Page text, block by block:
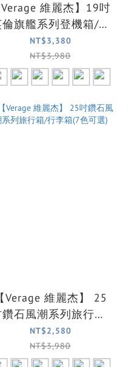
Verage 維麗杰】19吋
旗艦系列登機箱/行
李箱(6色可選)
NT$3,380
NT$3,980
【Verage 維麗杰】 25
石風潮系列旅行箱/
行李箱(7色可選)
NT$2,580
NT$3,980